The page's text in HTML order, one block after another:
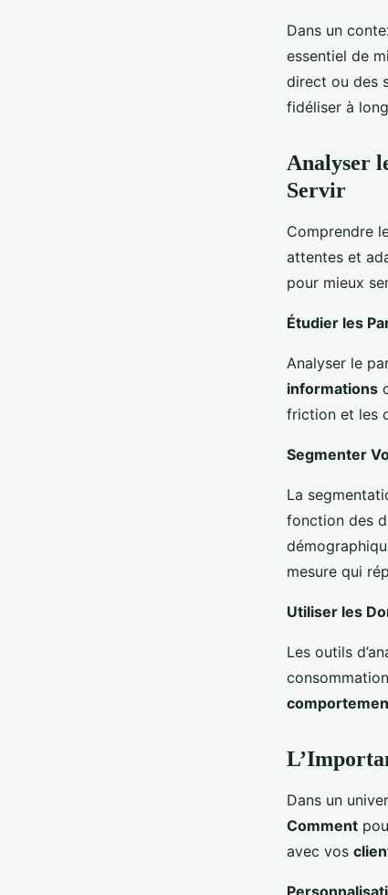
Dans un
essentiel de
direct ou des
fidéliser à
Analyser
Servir
Comprendre
attentes et
pour mieux
Étudier les
Analyser le
informations
friction et les
Segmenter
La
fonction des
mesure qui
Utiliser les
Les outils
Dans un
Comment
avec vos